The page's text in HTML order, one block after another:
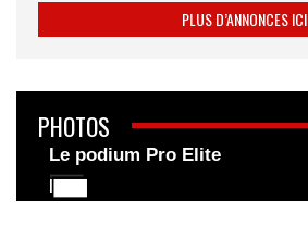
PLUS D’ANNONCES ICI
PHOTOS
Le podium Pro Elite